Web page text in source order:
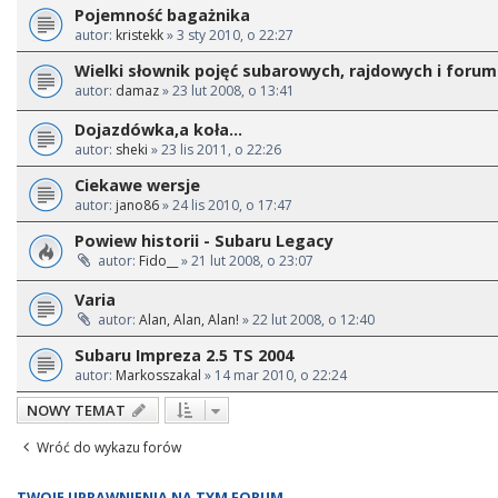
Pojemność bagażnika
autor: kristekk» 3 sty 2010, o 22:27
Wielki słownik pojęć subarowych, rajdowych i
autor: damaz» 23 lut 2008, o 13:41
Dojazdówka,a koła...
autor: sheki » 23 lis 2011, o 22:26
Ciekawe wersje
autor: jano86» 24 lis 2010, o 17:47
Powiew historii - Subaru Legacy
autor: Fido__ » 21 lut 2008, o 23:07
Varia
autor: Alan, Alan, Alan! » 22 lut 2008, o 12:40
Subaru Impreza 2.5 TS 2004
autor: Markosszakal » 14 mar 2010, o 22:24
NOWY TEMAT
Wróć do wykazu forów